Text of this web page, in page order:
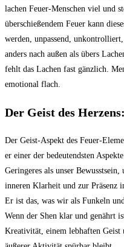
lachen Feuer-Menschen viel und
überschießendem Feuer kann
werden, unpassend,
anders nach außen als übers
fehlt das Lachen fast gänzlich.
emotional flach.
Der Geist des
Der Geist-Aspekt des Feuer-
er einer der bedeutendsten
Geringeres als unser
inneren Klarheit und zur Präsenz
Er ist das, was wir als Funkeln
Wenn der Shen klar und genährt
Kreativität, einem lebhaften